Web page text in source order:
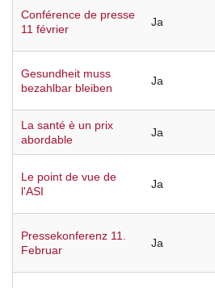
Conférence de presse
11 février
Ja
Gesundheit muss
bezahlbar bleiben
Ja
La santé è un prix
abordable
Ja
Le point de vue de
l'ASI
Ja
Pressekonferenz 11.
Februar
Ja